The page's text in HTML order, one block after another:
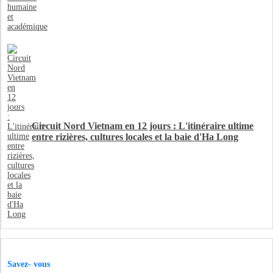
Circuit Nord Vietnam en 12 jours : L'itinéraire ultime
entre rizières, cultures locales et la baie d'Ha Long
Savez- vous